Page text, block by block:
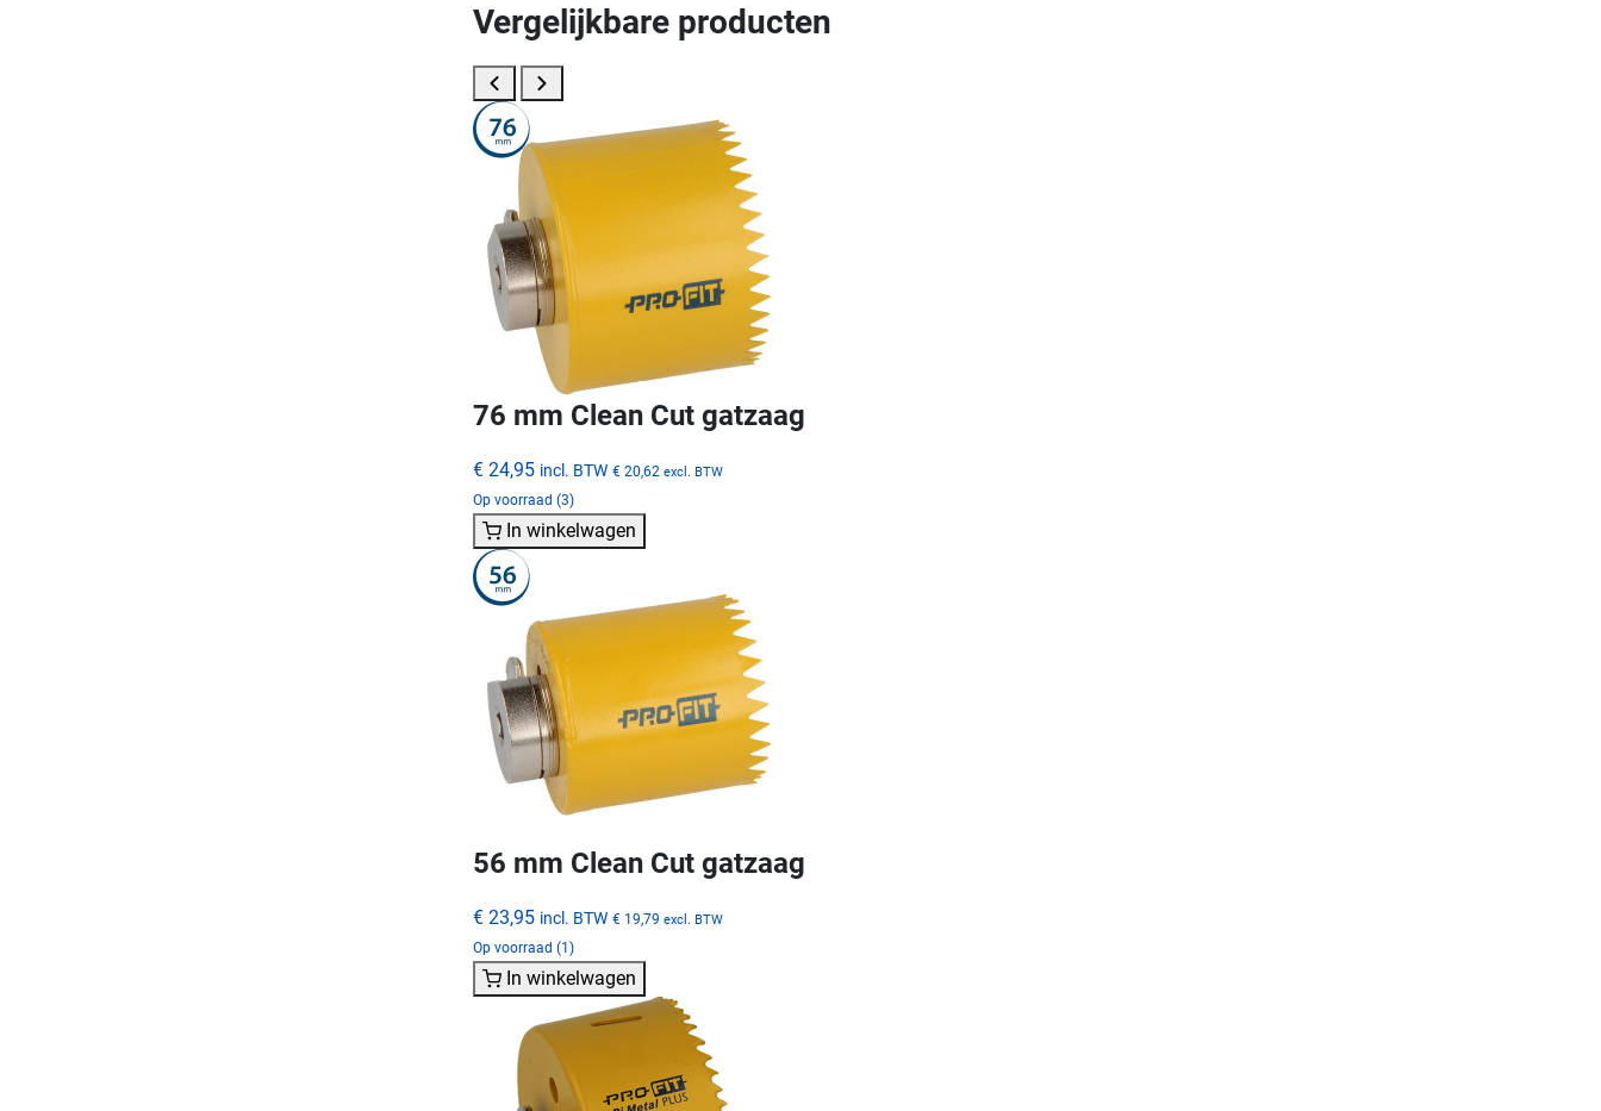
Vergelijkbare producten
76 mm Clean Cut gatzaag
€ 24,95 incl. BTW € 20,62 excl. BTW
Op voorraad (3)
In winkelwagen
56 mm Clean Cut gatzaag
€ 23,95 incl. BTW € 19,79 excl. BTW
Op voorraad (1)
In winkelwagen